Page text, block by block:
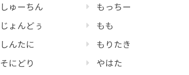
しゅーちん
じょんどぅ
しんたに
そにどり
もっちー
もも
もりたき
やはた